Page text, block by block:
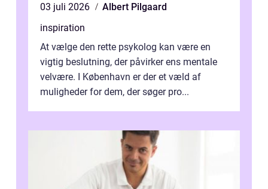
03 juli 2026
Albert Pilgaard
inspiration
At vælge den rette psykolog kan være en
vigtig beslutning, der påvirker ens mentale
velvære. I København er der et væld af
muligheder for dem, der søger pro...